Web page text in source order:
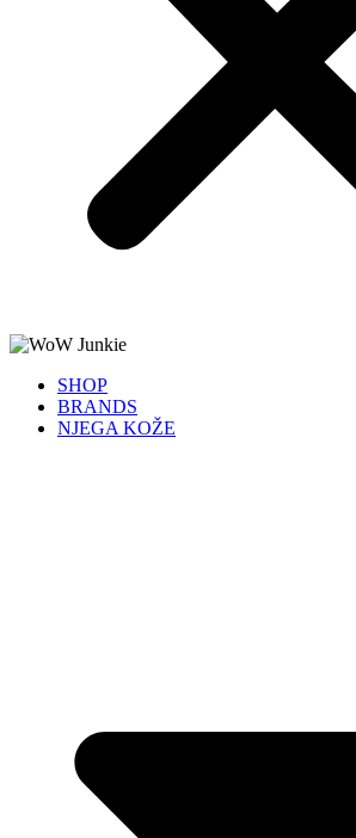
SHOP
BRANDS
NJEGA KOŽE